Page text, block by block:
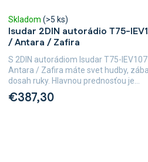
Isudar 2DIN autorádio T75-
/ Antara / Zafira
Skladom (>5 ks)
€387,30
S 2DIN autorádiom Isudar T75-
Antara / Zafira máte svet hudby,
dosah ruky. Hlavnou prednosťou je...